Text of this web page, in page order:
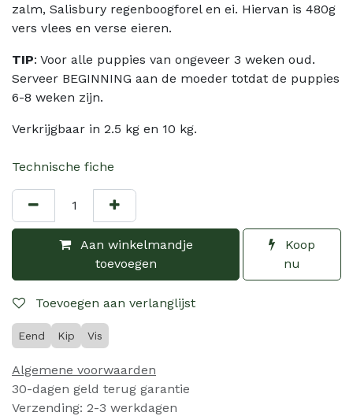
zalm, Salisbury regenboogforel en ei. Hiervan is 480g
vers vlees en verse eieren.
TIP: Voor alle puppies van ongeveer 3 weken oud.
Serveer BEGINNING aan de moeder totdat de puppies
6-8 weken zijn.
Verkrijgbaar in 2.5 kg en 10 kg.
Technische fiche
Aan winkelmandje
toevoegen
Koop
nu
Toevoegen aan verlanglijst
Eend Kip Vis
Algemene voorwaarden
30-dagen geld terug garantie
Verzending: 2-3 werkdagen